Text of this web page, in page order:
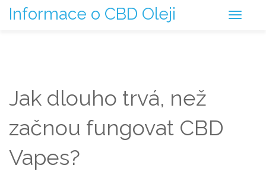
Informace o CBD Oleji
Jak dlouho trvá, než
začnou fungovat CBD
Vapes?